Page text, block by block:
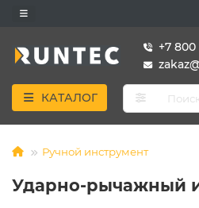
+7
КАТАЛОГ
Ручной инструмент
Ударно-рычажный